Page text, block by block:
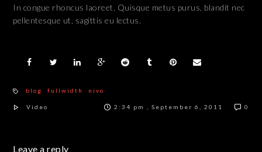
In congue rhoncus laoreet. Quisque metus purus, blandit nec
pellentesque ut, sagittis eu lectus.
blog fullwidth nivo
Video 2:34 pm , September 6, 2011 0
Leave a reply